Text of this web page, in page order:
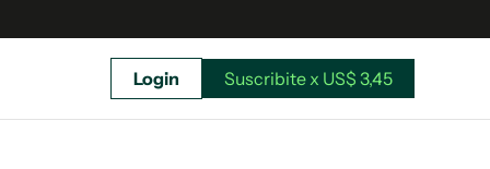
Login Suscribite x US$ 3,45